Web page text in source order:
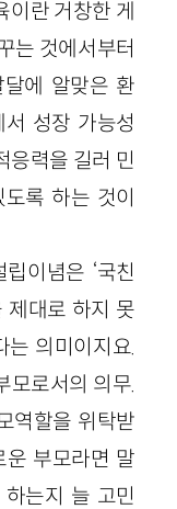
이란 거창한 게
는 것에서부터
에 알맞은 환
성장 가능성
응력을 길러 민
록 하는 것이
이념은 ‘국친
제대로 하지 못
의미이지요.
모로서의 의무.
역할을 위탁받
운 부모라면 말
는지 늘 고민